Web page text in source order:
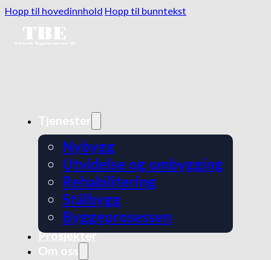
Hopp til hovedinnhold Hopp til bunntekst
Tjenester
Nybygg
Utvidelse og ombygging
Rehabilitering
Stålbygg
Byggeprosessen
Prosjekter
Om oss